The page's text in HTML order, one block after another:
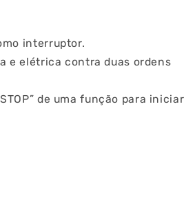
interruptor.
e elétrica contra duas ordens
de uma função para iniciar